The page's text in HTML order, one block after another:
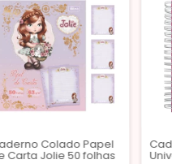
Colado Papel
Carta Jolie 50 folhas